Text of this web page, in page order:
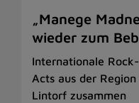
„Manege
wieder zum
Internationale
Acts aus der
Lintorf zusammen